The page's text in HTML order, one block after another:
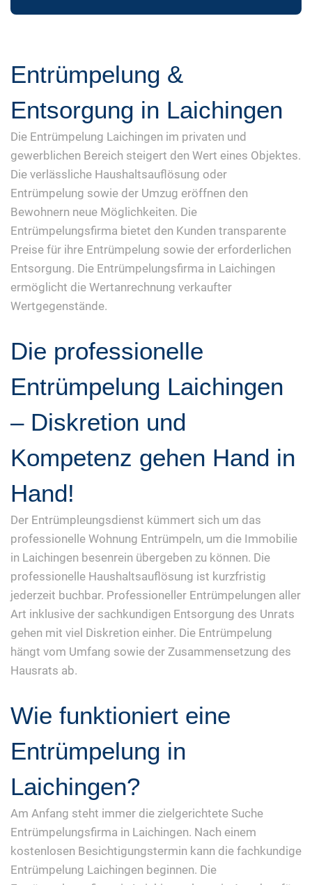
Entrümpelung &
Entsorgung in Laichingen
Die Entrümpelung Laichingen im privaten und
gewerblichen Bereich steigert den Wert eines Objektes.
Die verlässliche Haushaltsauflösung oder
Entrümpelung sowie der Umzug eröffnen den
Bewohnern neue Möglichkeiten. Die
Entrümpelungsfirma bietet den Kunden transparente
Preise für ihre Entrümpelung sowie der erforderlichen
Entsorgung. Die Entrümpelungsfirma in Laichingen
ermöglicht die Wertanrechnung verkaufter
Wertgegenstände.
Die professionelle
Entrümpelung Laichingen
– Diskretion und
Kompetenz gehen Hand in
Hand!
Der Entrümpleungsdienst kümmert sich um das
professionelle Wohnung Entrümpeln, um die Immobilie
in Laichingen besenrein übergeben zu können. Die
professionelle Haushaltsauflösung ist kurzfristig
jederzeit buchbar. Professioneller Entrümpelungen aller
Art inklusive der sachkundigen Entsorgung des Unrats
gehen mit viel Diskretion einher. Die Entrümpelung
hängt vom Umfang sowie der Zusammensetzung des
Hausrats ab.
Wie funktioniert eine
Entrümpelung in
Laichingen?
Am Anfang steht immer die zielgerichtete Suche
Entrümpelungsfirma in Laichingen. Nach einem
kostenlosen Besichtigungstermin kann die fachkundige
Entrümpelung Laichingen beginnen. Die